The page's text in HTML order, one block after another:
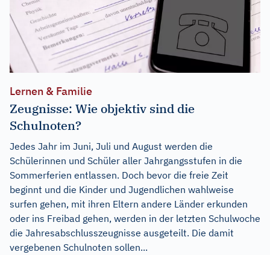
Lernen & Familie
Zeugnisse: Wie objektiv sind die
Schulnoten?
Jedes Jahr im Juni, Juli und August werden die
Schülerinnen und Schüler aller Jahrgangsstufen in die
Sommerferien entlassen. Doch bevor die freie Zeit
beginnt und die Kinder und Jugendlichen wahlweise
surfen gehen, mit ihren Eltern andere Länder erkunden
oder ins Freibad gehen, werden in der letzten Schulwoche
die Jahresabschlusszeugnisse ausgeteilt. Die damit
vergebenen Schulnoten sollen...